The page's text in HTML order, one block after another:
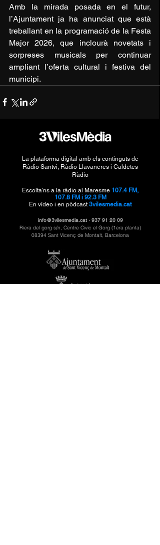
Amb la mirada posada en el futur,
l’Ajuntament ja ha anunciat que està
treballant en la programació de la Festa
Major 2026, que inclourà novetats i
sorpreses musicals per continuar
ampliant l’oferta cultural i festiva del
municipi.
La plataforma digital amb els continguts de
Ràdio Santvi, Ràdio Llavaneres i Caldetes
Ràdio
Escolta'ns a la ràdio al Maresme 107.4 FM,
107.8 FM i 92.3 FM
En vídeo i en pòdcast 3vilesmedia.cat
info@3vilesmedia.cat· 937 91 20 09
Riera del gorg s/n, Centre Civic el Gorg (1era planta)
08394 Sant Vicenç de Montalt, Barcelona